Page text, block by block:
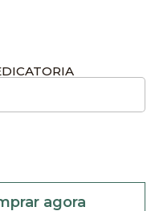
agora